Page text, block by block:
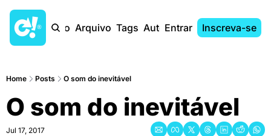
Início Arquivo Tags AutoresEntrar Inscreva-se
Home Posts O som do inevitável
O som do inevitável
Jul 17, 2017